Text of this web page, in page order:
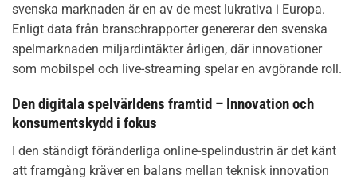
svenska marknaden är en av de mest lukrativa i Europa.
Enligt data från branschrapporter genererar den svenska
spelmarknaden miljardintäkter årligen, där innovationer
som mobilspel och live-streaming spelar en avgörande roll.
Den digitala spelvärldens framtid – Innovation och
konsumentskydd i fokus
I den ständigt föränderliga online-spelindustrin är det känt
att framgång kräver en balans mellan teknisk innovation